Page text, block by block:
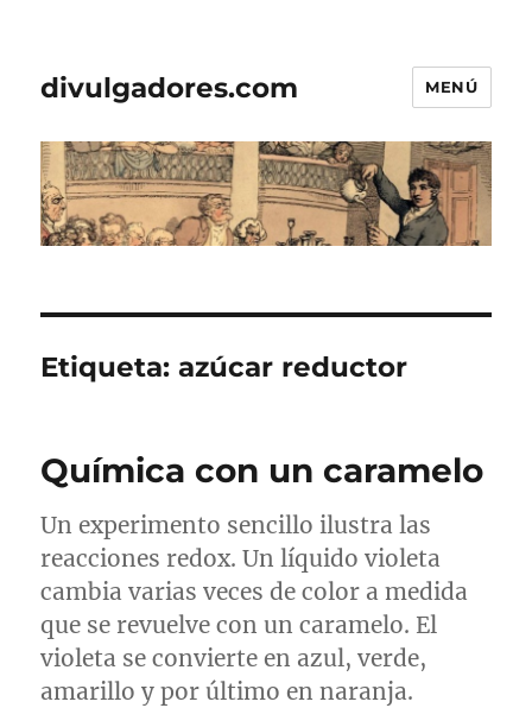
divulgadores.com MENÚ
Etiqueta:azúcar reductor
Química con un caramelo
Un experimento sencillo ilustra las
reacciones redox. Un líquido violeta
cambia varias veces de color a medida
que se revuelve con un caramelo. El
violeta se convierte en azul, verde,
amarillo y por último en naranja.